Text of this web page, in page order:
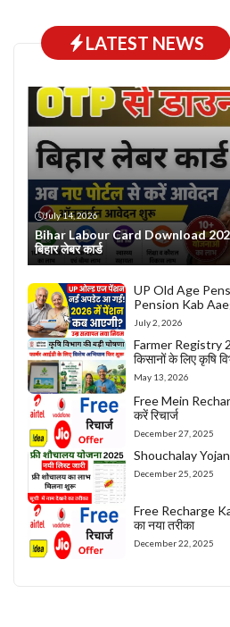
LATEST NEWS
July 14, 2026
Bihar Labour Card Download
बिहार लेबर कार्ड
UP Old Age
Pension Kab
July 2, 2026
Farmer Registry
किसानों के लिए कृषि
May 13, 2026
Free Mein
करें रिचार्ज
December 27, 2025
Shouchalay
December 25, 2025
Free Recharge
का नया तरीका
December 22, 2025